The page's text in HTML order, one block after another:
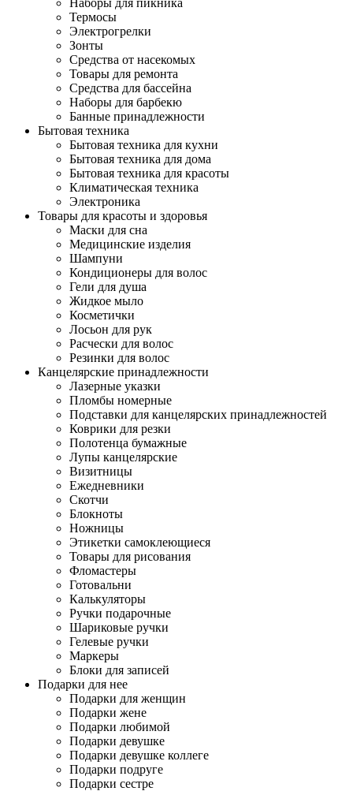
Наборы для пикника
Термосы
Электрогрелки
Зонты
Средства от насекомых
Товары для ремонта
Средства для бассейна
Наборы для барбекю
Банные принадлежности
Бытовая техника
Бытовая техника для кухни
Бытовая техника для дома
Бытовая техника для красоты
Климатическая техника
Электроника
Товары для красоты и здоровья
Маски для сна
Медицинские изделия
Шампуни
Кондиционеры для волос
Гели для душа
Жидкое мыло
Косметички
Лосьон для рук
Расчески для волос
Резинки для волос
Канцелярские принадлежности
Лазерные указки
Пломбы номерные
Подставки для канцелярских принадлежностей
Коврики для резки
Полотенца бумажные
Лупы канцелярские
Визитницы
Ежедневники
Скотчи
Блокноты
Ножницы
Этикетки самоклеющиеся
Товары для рисования
Фломастеры
Готовальни
Калькуляторы
Ручки подарочные
Шариковые ручки
Гелевые ручки
Маркеры
Блоки для записей
Подарки для нее
Подарки для женщин
Подарки жене
Подарки любимой
Подарки девушке
Подарки девушке коллеге
Подарки подруге
Подарки сестре